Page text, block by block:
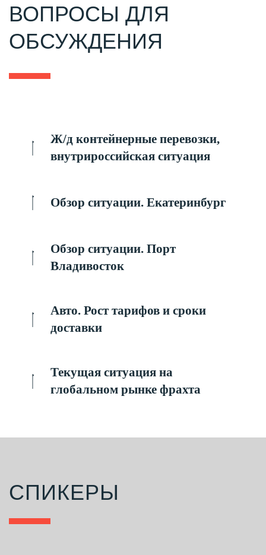
ВОПРОСЫ ДЛЯ
ОБСУЖДЕНИЯ
Ж/д контейнерные перевозки,
внутрироссийская ситуация
Обзор ситуации. Екатеринбург
Обзор ситуации. Порт
Владивосток
Авто. Рост тарифов и сроки
доставки
Текущая ситуация на
глобальном рынке фрахта
СПИКЕРЫ